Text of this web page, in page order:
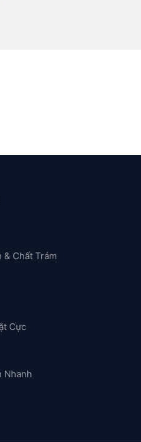
& Chất Trám
Cực
Nhanh